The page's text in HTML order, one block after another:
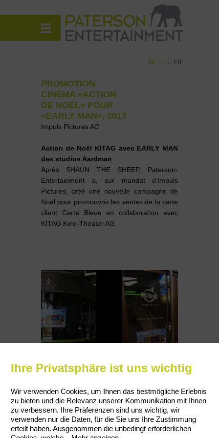
DE EN FR
PROMOTION
CINÉMA «ACTION
DE NOËL» POUR
«EARLY MAN», 2017
Impuls Pictures AG
Action de Noël KITAG avec EARLY MAN
des studios Aardman
Après SHAUN THE SHEEP, Paterson-
Entertainment a, sur mandat d’Impuls
Pictures, créé une nouvelle campagne de
Noël pour promouvoir les ventes de la carte
client Carte Bleue en collaboration avec
KITAG Kino-Theater AG
Ihre Privatsphäre ist uns wichtig
Wir verwenden Cookies, um Ihnen das bestmögliche Erlebnis
zu bieten und die Relevanz unserer Kommunikation mit Ihnen
zu verbessern. Ihre Präferenzen sind uns wichtig, wir
verwenden nur die Daten, für die Sie uns Ihre Zustimmung
erteilt haben. Ausgenommen die unbedingt erforderlichen